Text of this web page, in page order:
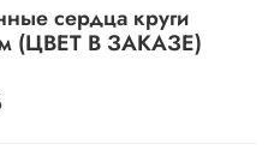
сердца круги
(ЦВЕТ В ЗАКАЗЕ)